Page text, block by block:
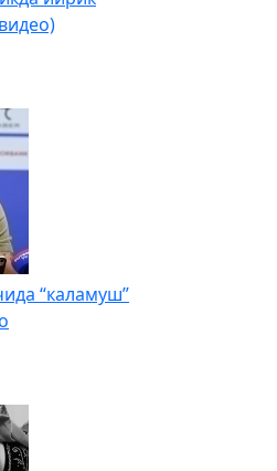
“каламуш”